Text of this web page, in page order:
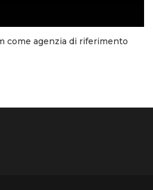
come agenzia di riferimento